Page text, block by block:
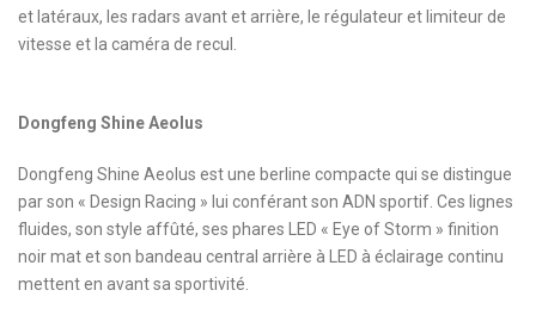
et latéraux, les radars avant et arrière, le régulateur et limiteur de
vitesse et la caméra de recul.
Dongfeng Shine Aeolus
Dongfeng Shine Aeolus est une berline compacte qui se distingue
par son « Design Racing » lui conférant son ADN sportif. Ces lignes
fluides, son style affûté, ses phares LED « Eye of Storm » finition
noir mat et son bandeau central arrière à LED à éclairage continu
mettent en avant sa sportivité.